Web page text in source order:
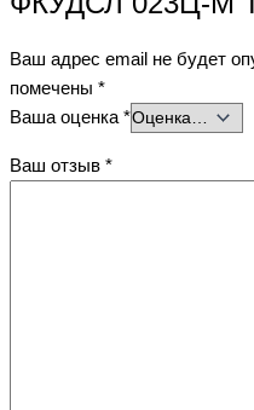
Ваш адрес email не будет
помечены *
Ваша оценка*
Ваш отзыв *